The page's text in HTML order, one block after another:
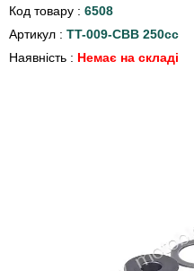
Код товару : 6508
Артикул : TT-009-СВВ 250сс
Наявність : Немає на складі